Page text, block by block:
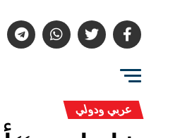
عربي ودولي